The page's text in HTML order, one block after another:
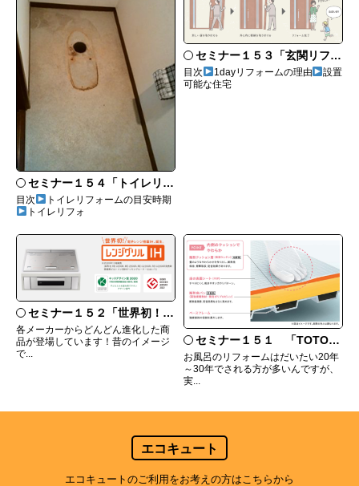
セミナー１５４「トイレリフォームは壁紙や床も一緒にリフォームするのがいい！」
目次
トイレリフォームの目安時期
トイレリフォ
セミナー１５３「玄関リフォームにおすすめなリシェントとは」
目次 1dayリフォームの理由
設置
可能な住宅
セミナー１５２「世界初！三菱のレンジグリルって何？」
各メーカーからどんどん進化した商
品が登場しています！昔のイメージ
で...
セミナー１５１ 「TOTOシステムバス サザナの特徴」
お風呂のリフォームはだいたい20年
～30年でされる方が多いんですが、
実...
エコキュート
エコキュートのご利用をお考えの方はこちらから